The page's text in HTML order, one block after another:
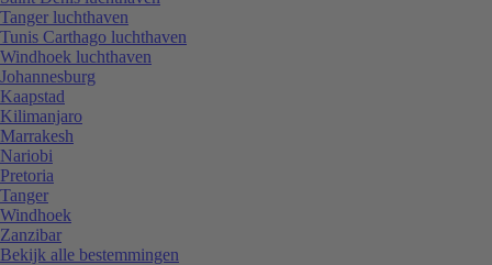
Tanger luchthaven
Tunis Carthago luchthaven
Windhoek luchthaven
Johannesburg
Kaapstad
Kilimanjaro
Marrakesh
Nariobi
Pretoria
Tanger
Windhoek
Zanzibar
Bekijk alle bestemmingen